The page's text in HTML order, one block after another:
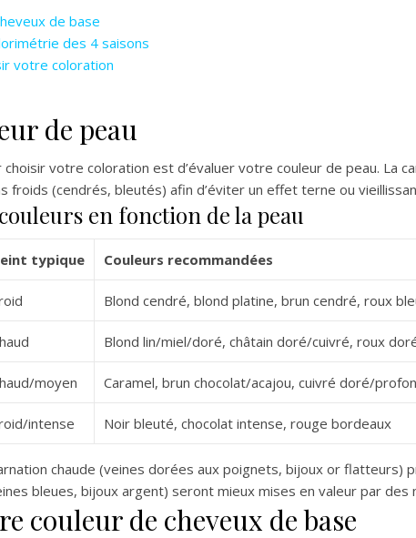
de base
des 4 saisons
votre coloration
de peau
choisir votre coloration est d’évaluer votre couleur de peau. La
froids (cendrés, bleutés) afin d’éviter un effet terne ou
en fonction de la peau
typique Couleurs recommandées
Blond cendré, blond platine, brun cendré, roux
Blond lin/miel/doré, châtain doré/cuivré, roux
moyen Caramel, brun chocolat/acajou, cuivré doré/
intense Noir bleuté, chocolat intense, rouge bordeaux
chaude (veines dorées aux poignets, bijoux or
bleues, bijoux argent) seront mieux mises en valeur par des
couleur de cheveux de base